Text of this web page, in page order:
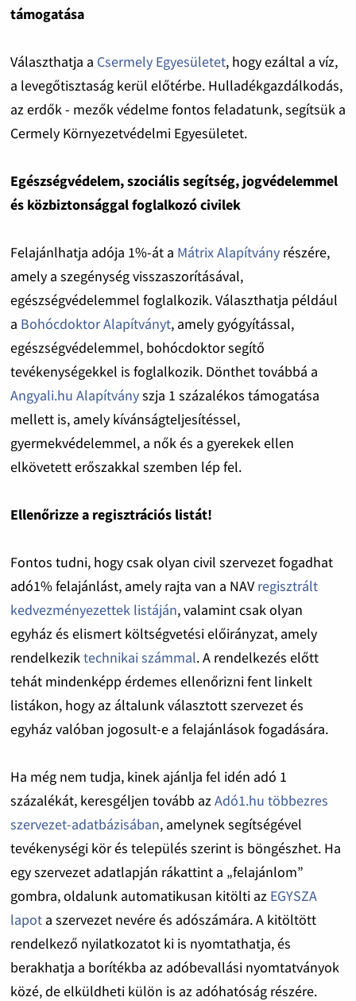
támogatása
Választhatja a Csermely Egyesületet, hogy ezáltal a víz,
a levegőtisztaság kerül előtérbe. Hulladékgazdálkodás,
az erdők - mezők védelme fontos feladatunk, segítsük a
Cermely Környezetvédelmi Egyesületet.
Egészségvédelem, szociális segítség, jogvédelemmel
és közbiztonsággal foglalkozó civilek
Felajánlhatja adója 1%-át a Mátrix Alapítványrészére,
amely a szegénység visszaszorításával,
egészségvédelemmel foglalkozik. Választhatja például
a Bohócdoktor Alapítványt, amely gyógyítással,
egészségvédelemmel, bohócdoktor segítő
tevékenységekkel is foglalkozik. Dönthet továbbá a
Angyali.hu Alapítványszja 1 százalékos támogatása
mellett is, amely kívánságteljesítéssel,
gyermekvédelemmel, a nők és a gyerekek ellen
elkövetett erőszakkal szemben lép fel.
Ellenőrizze a regisztrációs listát!
Fontos tudni, hogy csak olyan civil szervezet fogadhat
adó1% felajánlást, amely rajta van a NAVregisztrált
kedvezményezettek listáján, valamint csak olyan
egyház és elismert költségvetési előirányzat, amely
rendelkezik technikai számmal. A rendelkezés előtt
tehát mindenképp érdemes ellenőrizni fent linkelt
listákon, hogy az általunk választott szervezet és
egyház valóban jogosult-e a felajánlások fogadására.
Ha még nem tudja, kinek ajánlja fel idén adó 1
százalékát, keresgéljen tovább az Adó1.hu többezres
szervezet-adatbázisában, amelynek segítségével
tevékenységi kör és település szerint is böngészhet. Ha
egy szervezet adatlapján rákattint a „felajánlom”
gombra, oldalunk automatikusan kitölti az EGYSZA
lapota szervezet nevére és adószámára. A kitöltött
rendelkező nyilatkozatot ki is nyomtathatja, és
berakhatja a borítékba az adóbevallási nyomtatványok
közé, de elküldheti külön is az adóhatóság részére.